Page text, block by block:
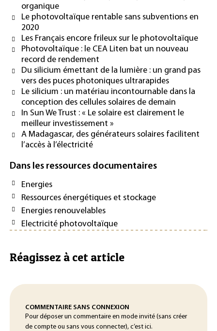
organique
Le photovoltaïque rentable sans subventions en
2020
Les Français encore frileux sur le photovoltaïque
Photovoltaïque : le CEA Liten bat un nouveau
record de rendement
Du silicium émettant de la lumière : un grand pas
vers des puces photoniques ultrarapides
Le silicium : un matériau incontournable dans la
conception des cellules solaires de demain
In Sun We Trust : « Le solaire est clairement le
meilleur investissement »
A Madagascar, des générateurs solaires facilitent
l’accès à l’électricité
Dans les ressources documentaires
Energies
Ressources énergétiques et stockage
Energies renouvelables
Electricité photovoltaïque
Réagissez à cet article
COMMENTAIRE SANS CONNEXION
Pour déposer un commentaire en mode invité (sans créer
de compte ou sans vous connecter), c’est ici.